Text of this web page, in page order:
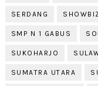
SERDANG
SMP N 1 GABUS
SUKOHARJO
SUMATRA UTARA